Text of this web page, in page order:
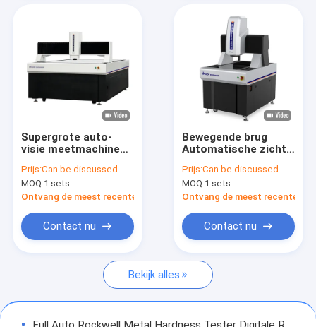
Gevallen
Vraag een offerte
Video meetsystemen
Hardheidstesteren
Coördineren van meetmachines
Projectoren met optisch profiel
universele het testen machines
Supergrote auto-
visie meetmachine
Prijs:Can be discussed
MOQ:1 sets
Ontvang de meest recente Prijs
Contact nu
Bewegende brug
Automatische zicht
precisie
AutoVision432 serie
Prijs:Can be discussed
MOQ:1 sets
Ontvang de meest recente
Contact nu
Bekijk alles